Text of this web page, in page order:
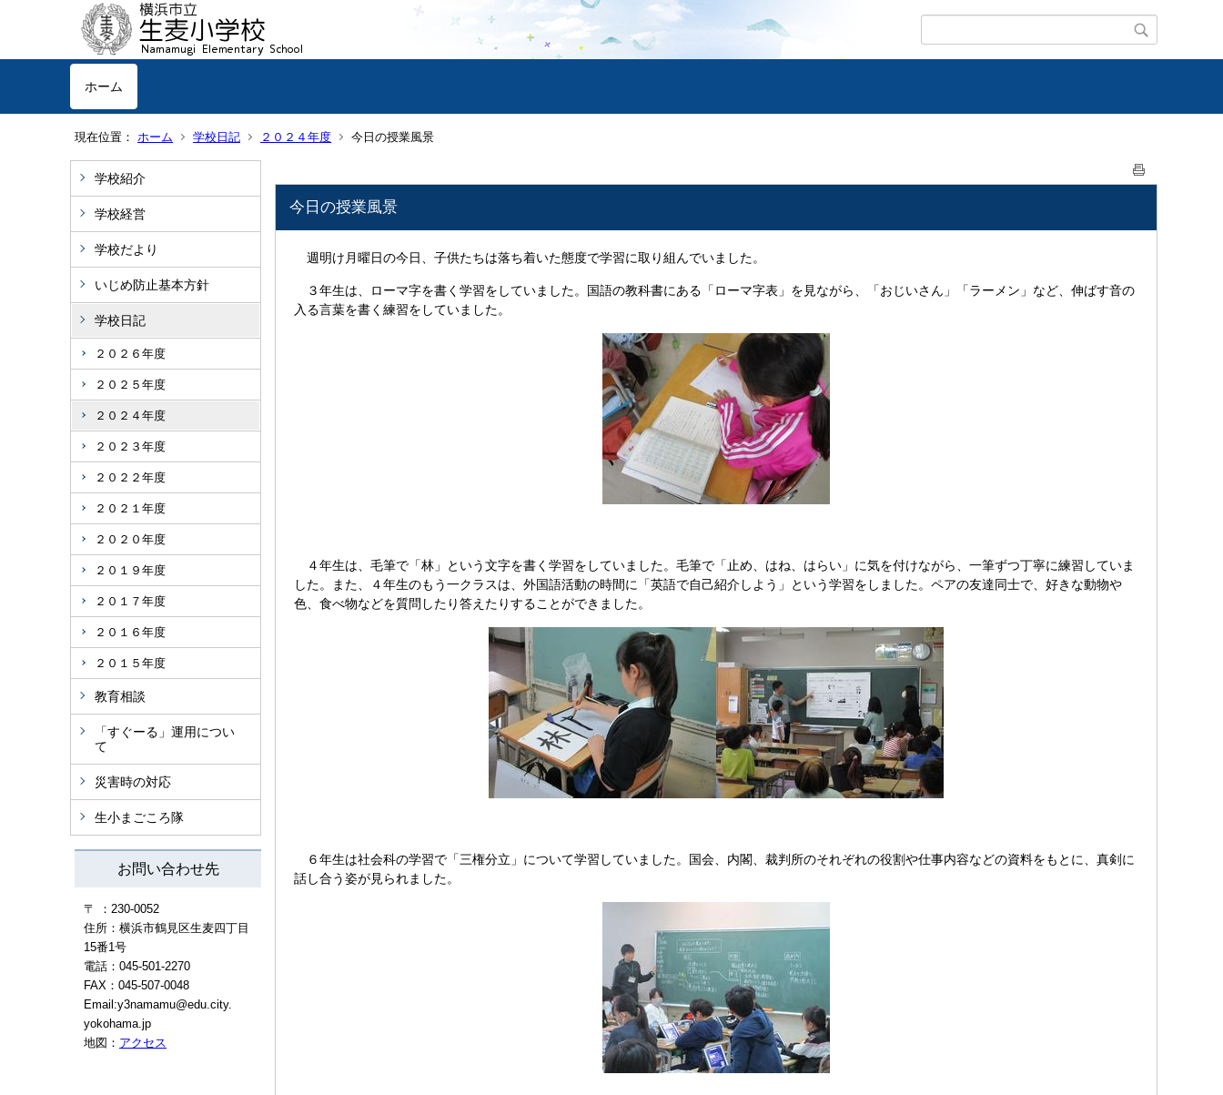
ホーム
現在位置： ホーム 学校日記 ２０２４年度 今日の授業風景
学校紹介
学校経営
学校だより
いじめ防止基本方針
学校日記
２０２６年度
２０２５年度
２０２４年度
２０２３年度
２０２２年度
２０２１年度
２０２０年度
２０１９年度
２０１７年度
２０１６年度
２０１５年度
教育相談
「すぐーる」運用につい
て
災害時の対応
生小まごころ隊
お問い合わせ先
〒 ：230-0052
住所：横浜市鶴見区生麦四丁目
15番1号
電話：045-501-2270
FAX：045-507-0048
Email:y3namamu@edu.city.
yokohama.jp
地図： アクセス
今日の授業風景
週明け月曜日の今日、子供たちは落ち着いた態度で学習に取り組んでいました。
３年生は、ローマ字を書く学習をしていました。国語の教科書にある「ローマ字表」を見ながら、「おじいさん」「ラーメン」など、伸ばす音の
入る言葉を書く練習をしていました。
４年生は、毛筆で「林」という文字を書く学習をしていました。毛筆で「止め、はね、はらい」に気を付けながら、一筆ずつ丁寧に練習していま
した。また、４年生のもう一クラスは、外国語活動の時間に「英語で自己紹介しよう」という学習をしました。ペアの友達同士で、好きな動物や
色、食べ物などを質問したり答えたりすることができました。
６年生は社会科の学習で「三権分立」について学習していました。国会、内閣、裁判所のそれぞれの役割や仕事内容などの資料をもとに、真剣に
話し合う姿が見られました。